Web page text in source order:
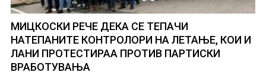
МИЦКОСКИ РЕЧЕ ДЕКА СЕ ТЕПАЧИ
НАТЕПАНИТЕ КОНТРОЛОРИ НА ЛЕТАЊЕ, КОИ И
ЛАНИ ПРОТЕСТИРАА ПРОТИВ ПАРТИСКИ
ВРАБОТУВАЊА